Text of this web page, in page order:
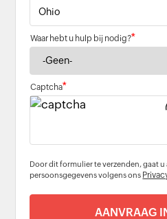
Waar hebt u hulp bij nodig?*
Captcha*
Door dit formulier te verzenden, gaat
persoonsgegevens volgens ons